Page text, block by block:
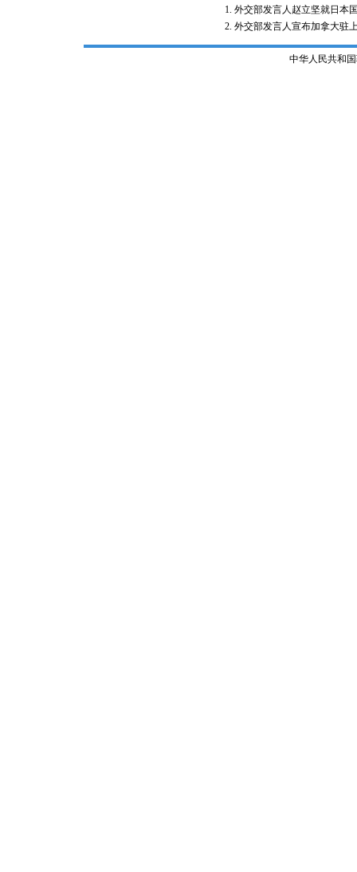
外交部发言人赵立坚就日本
外交部发言人宣布加拿大驻
中华人民共和